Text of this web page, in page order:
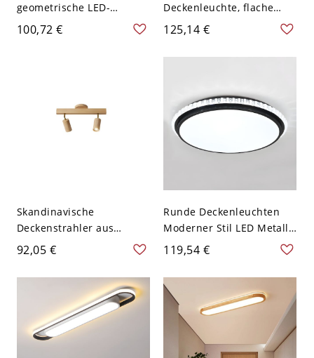
geometrische LED-
Deckenleuchte, lineare
Aluminium-Deckenlampe
100,72 €
Deckenleuchte, flache
LED-Leuchte - 110V-120V 2
125,14 €
Skandinavische
Deckenstrahler aus
Massivholz, LED-
drehbaren Köpfen - 110V-
120V 2 Weißlicht
92,05 €
Runde Deckenleuchten
Moderner Stil LED Metall
Deckenlampe für
110V-120V 30,48 cm
Weißlicht
119,54 €